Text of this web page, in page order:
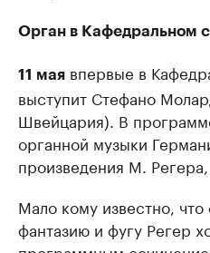
Орган в Кафедральном
11 мая впервые в
выступит Стефано
Швейцария). В
органной музыки
произведения М.
Мало кому известно,
фантазию и фугу Регер